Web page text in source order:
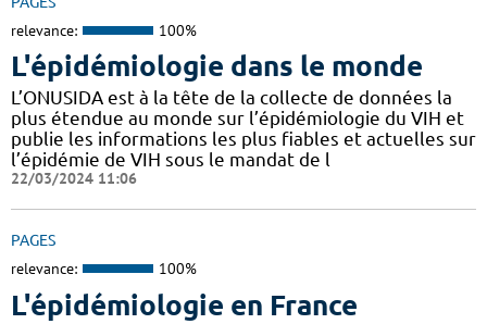
relevance: 100%
L'épidémiologie dans le monde
L’ONUSIDA est à la tête de la collecte de données la
plus étendue au monde sur l’épidémiologie du VIH et
publie les informations les plus fiables et actuelles sur
l’épidémie de VIH sous le mandat de l
22/03/2024 11:06
PAGES
relevance: 100%
L'épidémiologie en France